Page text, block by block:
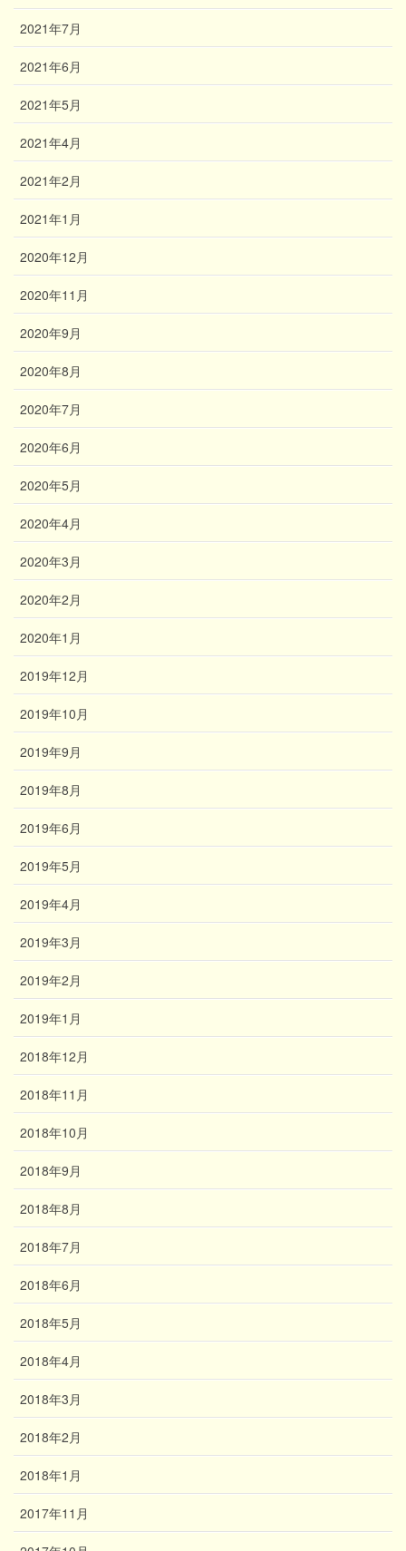
2021年7月
2021年6月
2021年5月
2021年4月
2021年2月
2021年1月
2020年12月
2020年11月
2020年9月
2020年8月
2020年7月
2020年6月
2020年5月
2020年4月
2020年3月
2020年2月
2020年1月
2019年12月
2019年10月
2019年9月
2019年8月
2019年6月
2019年5月
2019年4月
2019年3月
2019年2月
2019年1月
2018年12月
2018年11月
2018年10月
2018年9月
2018年8月
2018年7月
2018年6月
2018年5月
2018年4月
2018年3月
2018年2月
2018年1月
2017年11月